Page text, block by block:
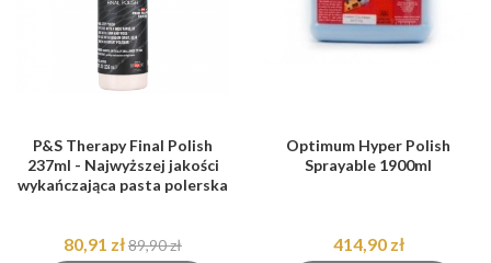
P&S Therapy Final Polish
237ml - Najwyższej jakości
wykańczająca pasta polerska
80,91 zł89,90 zł
Optimum Hyper Polish
Sprayable 1900ml
414,90 zł